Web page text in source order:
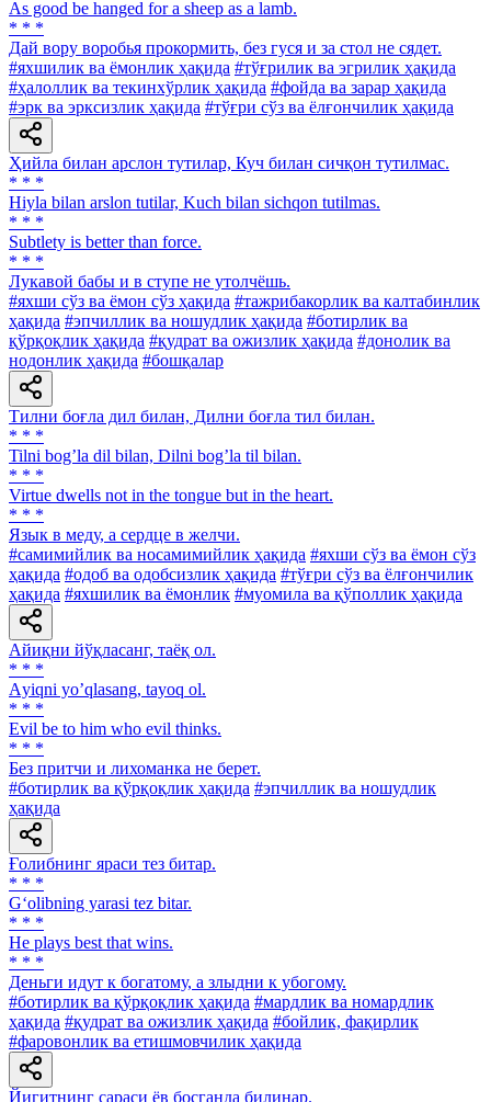
As good be hanged for a sheep as a lamb.
* * *
Дай вору воробья прокормить, без гуся и за стол не сядет.
#яхшилик ва ёмонлик ҳақида #тўғрилик ва эгрилик ҳақида
#ҳалоллик ва текинхўрлик ҳақида #фойда ва зарар ҳақида
#эрк ва эрксизлик ҳақида #тўғри сўз ва ёлғончилик ҳақида
Ҳийла билан арслон тутилар, Куч билан сичқон тутилмас.
* * *
Hiyla bilan arslon tutilar, Kuch bilan sichqon tutilmas.
* * *
Subtlety is better than force.
* * *
Лукавой бабы и в ступе не утолчёшь.
#яхши сўз ва ёмон сўз ҳақида #тажрибакорлик ва калтабинлик
ҳақида #эпчиллик ва ношудлик ҳақида #ботирлик ва
қўрқоқлик ҳақида #қудрат ва ожизлик ҳақида #донолик ва
нодонлик ҳақида #бошқалар
Тилни боғла дил билан, Дилни боғла тил билан.
* * *
Tilni bogʼla dil bilan, Dilni bogʼla til bilan.
* * *
Virtue dwells not in the tongue but in the heart.
* * *
Язык в меду, a сердце в желчи.
#самимийлик ва носамимийлик ҳақида #яхши сўз ва ёмон сўз
ҳақида #одоб ва одобсизлик ҳақида #тўғри сўз ва ёлғончилик
ҳақида #яхшилик ва ёмонлик #муомила ва қўполлик ҳақида
Айиқни йўқласанг, таёқ ол.
* * *
Аyiqni yoʼqlasang, tayoq ol.
* * *
Evil be to him who evil thinks.
* * *
Без притчи и лихоманка не берет.
#ботирлик ва қўрқоқлик ҳақида #эпчиллик ва ношудлик
ҳақида
Ғолибнинг яраси тез битар.
* * *
G‘olibning yarasi tez bitar.
* * *
He plays best that wins.
* * *
Деньги идут к богатому, а злыдни к убогому.
#ботирлик ва қўрқоқлик ҳақида #мардлик ва номардлик
ҳақида #қудрат ва ожизлик ҳақида #бойлик, фақирлик
#фаровонлик ва етишмовчилик ҳақида
Йигитнинг сараси ёв босганда билинар.